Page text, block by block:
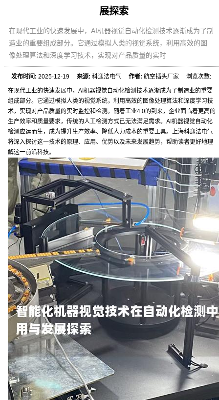
展探索
在现代工业的快速发展中，AI机器视觉自动化检测技术逐渐成为了制
造业的重要组成部分。它通过模拟人类的视觉系统，利用高效的图
像处理算法和深度学习技术，实现对产品质量的实时
发布时间: 2025-12-19来源: 科迎法电气作者: 航空插头厂家 浏览次数:
在现代工业的快速发展中，AI机器视觉自动化检测技术逐渐成为了制造业的重要
组成部分。它通过模拟人类的视觉系统，利用高效的图像处理算法和深度学习技
术，实现对产品质量的实时监控和检测。随着工业4.0的到来，企业面临着更高的
生产效率和质量要求，传统的人工检测方式已无法满足需求。AI机器视觉自动化
检测应运而生，成为提升生产效率、降低人力成本的重要工具。上海科迎法电气
将深入探讨这一技术的原理、应用、优势以及未来发展趋势，帮助读者更好地理
解这一前沿科技。